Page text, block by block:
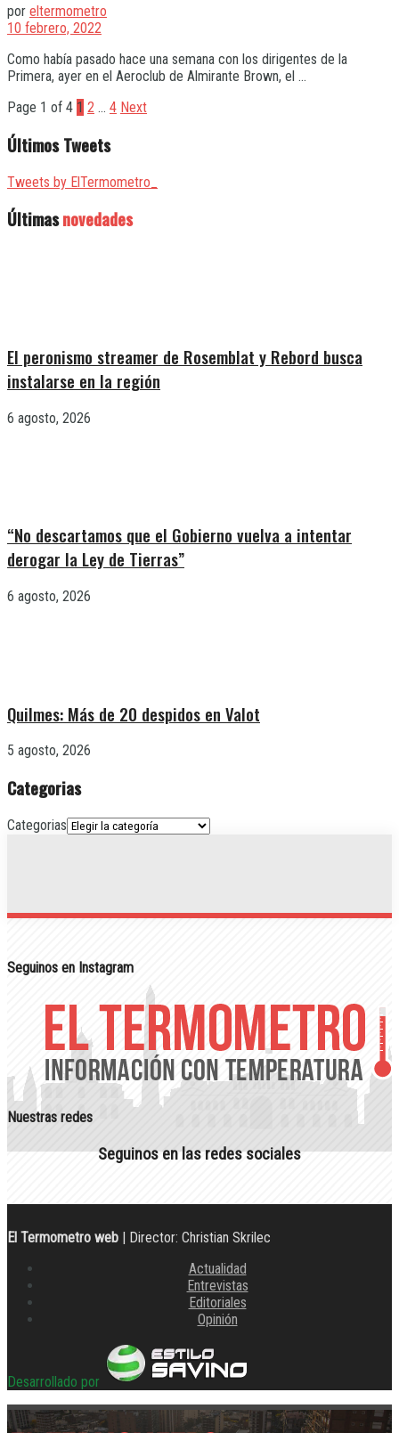
por eltermometro
10 febrero, 2022
Como había pasado hace una semana con los dirigentes de la
Primera, ayer en el Aeroclub de Almirante Brown, el ...
Page 1 of 4 1 2 … 4 Next
Últimos Tweets
Tweets by ElTermometro_
Últimasnovedades
El peronismo streamer de Rosemblat y Rebord busca
instalarse en la región
6 agosto, 2026
“No descartamos que el Gobierno vuelva a intentar
derogar la Ley de Tierras”
6 agosto, 2026
Quilmes: Más de 20 despidos en Valot
5 agosto, 2026
Categorias
Categorias
Seguinos en Instagram
Nuestras redes
Seguinos en las redes sociales
El Termometro web | Director: Christian Skrilec
Actualidad
Entrevistas
Editoriales
Opinión
Desarrollado por